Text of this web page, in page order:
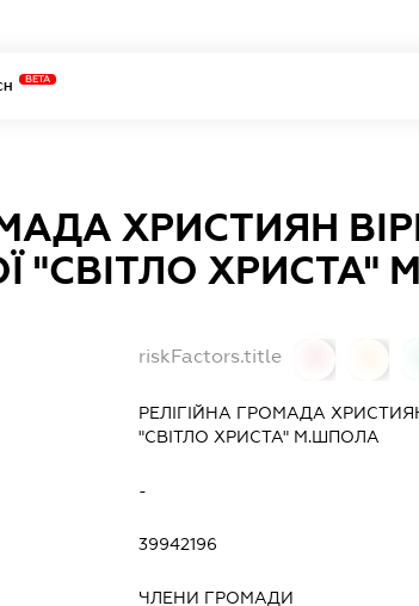
BETA
ХРИСТИЯН
"СВІТЛО ХРИСТА"
riskFactors.title
РЕЛІГІЙНА ГРОМАДА
"СВІТЛО ХРИСТА" М.ШПОЛА
-
39942196
ЧЛЕНИ ГРОМАДИ